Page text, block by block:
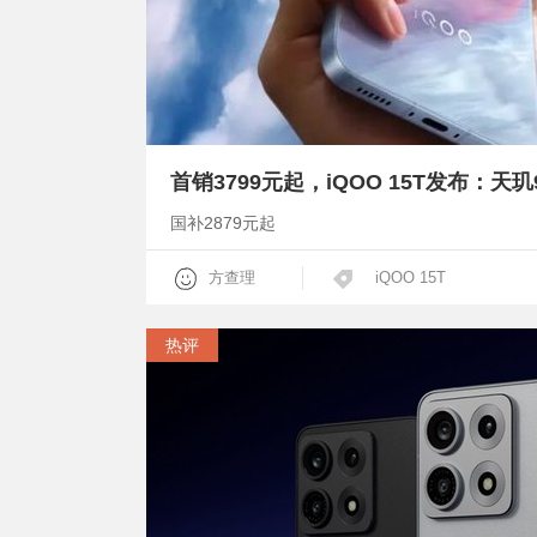
国补2879元起
方查理 iQOO 15T
热评